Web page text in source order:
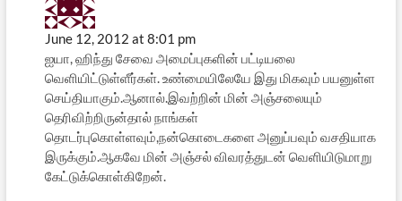
June 12, 2012 at 8:01 pm
ஐயா, ஹிந்து சேவை அமைப்புகளின் பட்டியலை
வெளியிட்டுள்ளீர்கள். உண்மையிலேயே இது மிகவும் பயனுள்ள
செய்தியாகும்.ஆனால்.இவற்றின் மின் அஞ்சலையும்
தெரிவிற்றிருன்தால் நாங்கள்
தொடர்புகொள்ளவும்,நன்கொடைகளை அனுப்பவும் வசதியாக
இருக்கும்.ஆகவே மின் அஞ்சல் விவரத்துடன் வெளியிடுமாறு
கேட்டுக்கொள்கிறேன்.